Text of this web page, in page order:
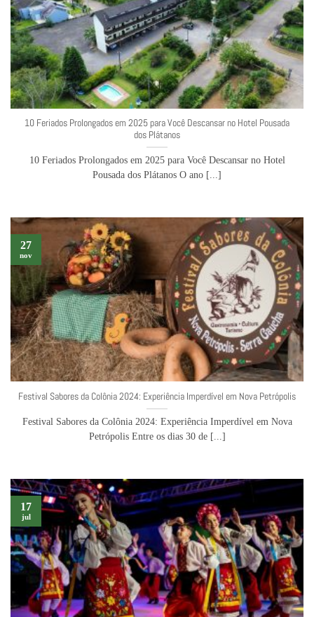
10 Feriados Prolongados em 2025 para Você Descansar no Hotel Pousada
dos Plátanos
10 Feriados Prolongados em 2025 para Você Descansar no Hotel
Pousada dos Plátanos O ano [...]
Festival Sabores da Colônia 2024: Experiência Imperdível em Nova Petrópolis
Festival Sabores da Colônia 2024: Experiência Imperdível em Nova
Petrópolis Entre os dias 30 de [...]
27
nov
17
jul